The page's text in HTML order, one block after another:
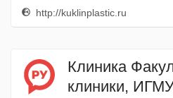
http://kuklinplastic.ru
Клиника
клиники,